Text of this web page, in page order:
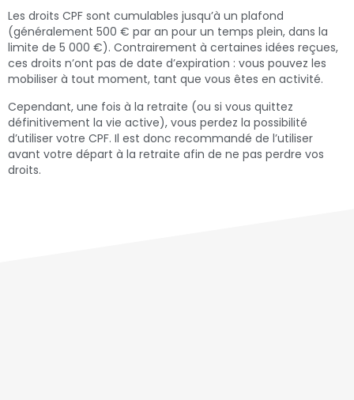
Les droits CPF sont cumulables jusqu’à un plafond
(généralement 500 € par an pour un temps plein, dans la
limite de 5 000 €). Contrairement à certaines idées reçues,
ces droits n’ont pas de date d’expiration : vous pouvez les
mobiliser à tout moment, tant que vous êtes en activité.
Cependant, une fois à la retraite (ou si vous quittez
définitivement la vie active), vous perdez la possibilité
d’utiliser votre CPF. Il est donc recommandé de l’utiliser
avant votre départ à la retraite afin de ne pas perdre vos
droits.